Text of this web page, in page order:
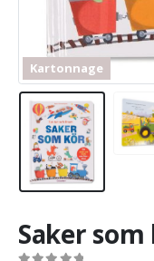
Kartonnage
Saker